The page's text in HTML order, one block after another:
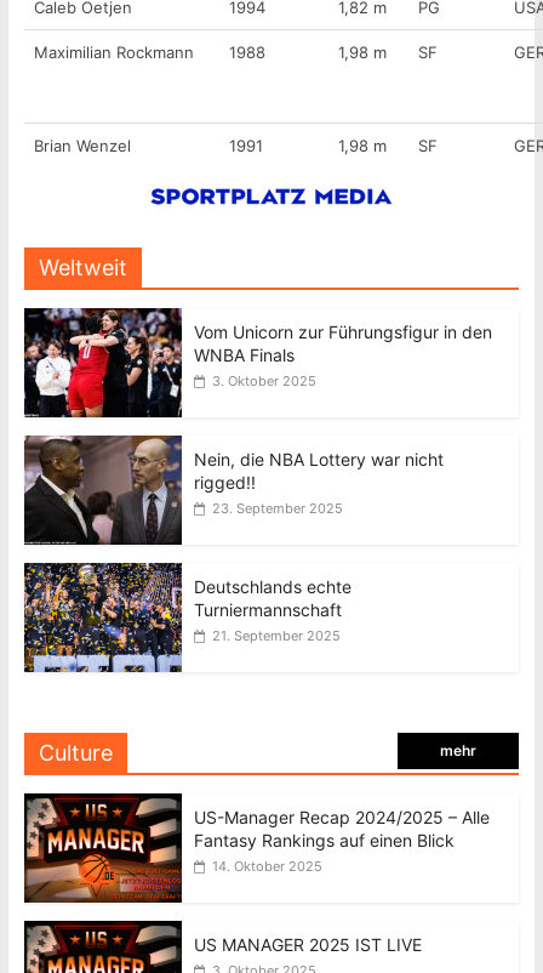
Caleb Oetjen 1994 1,82 m PG
Maximilian Rockmann 1988 1,98 m SF
Brian Wenzel 1991 1,98 m SF
Weltweit
Vom Unicorn zur Führungsfigur in den
WNBA Finals
3. Oktober 2025
Nein, die NBA Lottery war nicht
rigged!!
23. September 2025
Deutschlands echte
Turniermannschaft
21. September 2025
Culture mehr
US-Manager Recap 2024/2025 – Alle
Fantasy Rankings auf einen Blick
14. Oktober 2025
US MANAGER 2025 IST LIVE